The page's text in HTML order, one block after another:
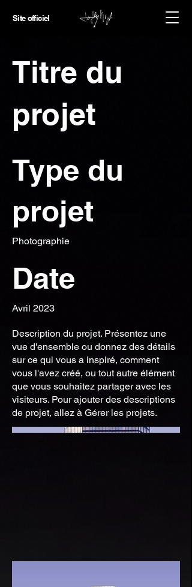
Site officiel
Titre du
projet
Type du
projet
Photographie
Date
Avril 2023
Description du projet. Présentez une
vue d'ensemble ou donnez des détails
sur ce qui vous a inspiré, comment
vous l'avez créé, ou tout autre élément
que vous souhaitez partager avec les
visiteurs. Pour ajouter des descriptions
de projet, allez à Gérer les projets.